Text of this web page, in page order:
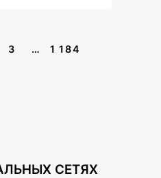
3 … 1 184
СЕТЯХ